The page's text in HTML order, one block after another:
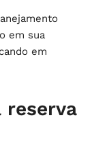
em sua
em
reserva